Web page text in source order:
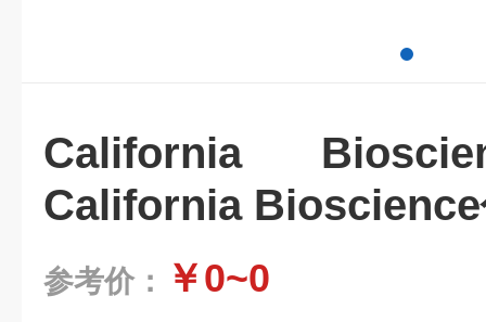
California
California Bioscience
参考价： ￥0~0